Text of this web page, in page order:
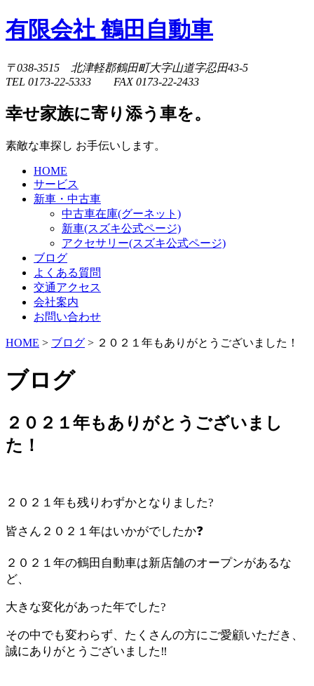
有限会社 鶴田自動車
〒038-3515 北津軽郡鶴田町大字山道字忍田43-5
TEL 0173-22-5333 FAX 0173-22-2433
幸せ家族に寄り添う車を。
素敵な車探し お手伝いします。
HOME
サービス
新車・中古車
中古車在庫(グーネット)
新車(スズキ公式ページ)
アクセサリー(スズキ公式ページ)
ブログ
よくある質問
交通アクセス
会社案内
お問い合わせ
HOME > ブログ > ２０２１年もありがとうございました！
ブログ
２０２１年もありがとうございまし
た！
２０２１年も残りわずかとなりました?
皆さん２０２１年はいかがでしたか❓
２０２１年の鶴田自動車は新店舗のオープンがあるな
ど、
大きな変化があった年でした?
その中でも変わらず、たくさんの方にご愛顧いただき、
誠にありがとうございました‼